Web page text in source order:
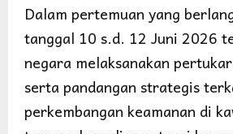
Dalam pertemuan yang
tanggal 10 s.d. 12 Juni 2026
negara melaksanakan
serta pandangan strategis
perkembangan keamanan di